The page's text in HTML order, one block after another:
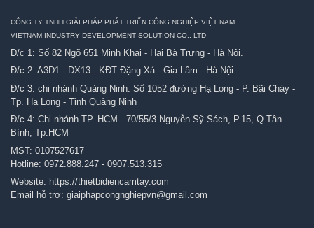
CÔNG TY TNHH GIẢI PHÁP PHÁT TRIỂN CÔNG NGHIỆP VIỆT NAM
VIETNAM INDUSTRY DEVELOPMENT SOLUTION CO., LTD
Đ/c 1: Số 82 Ngõ 651 Minh Khai - Hai Bà Trưng - Hà Nội.
Đ/c 2: A3D1 - DX13 - KĐT Đặng Xá - Gia Lâm - Hà Nội
Đ/c 3: chi nhánh Quảng Ninh: Số 1052 đường Hạ Long - P. Bãi Cháy -
Tp. Hạ Long - Tỉnh Quảng Ninh
Đ/c 4: Chi nhánh TP. HCM - 70/55/3 Nguyễn Sỹ Sách, P.15, Q.Tân
Bình, Tp.HCM
MST: 0107527617
Hotline: 0972.888.247 - 0907.513.315
Website: https://thietbidiencamtay.com
Email hỗ trợ: giaiphapcongnghiepvn@gmail.com